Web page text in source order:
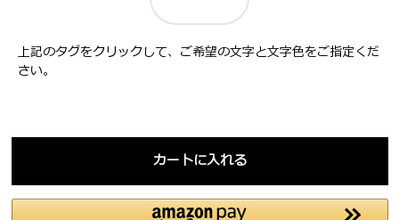
上記のタグをクリックして、ご希望の文字と文字色をご指定くだ
さい。
カートに入れる